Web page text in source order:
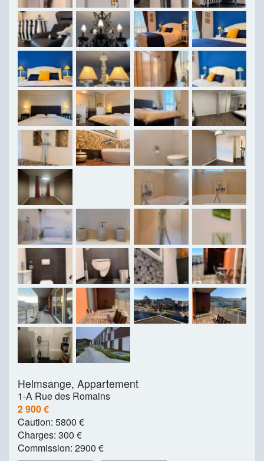
Helmsange, Appartement
1-A Rue des Romains
2 900 €
Caution: 5800 €
Charges: 300 €
Commission: 2900 €